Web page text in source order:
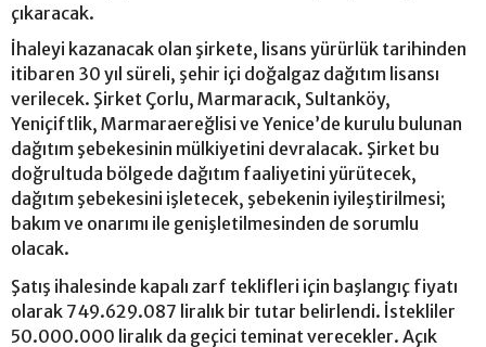
çıkaracak.
İhaleyi kazanacak olan şirkete, lisans yürürlük tarihinden
itibaren 30 yıl süreli, şehir içi doğalgaz dağıtım lisansı
verilecek. Şirket Çorlu, Marmaracık, Sultanköy,
Yeniçiftlik, Marmaraereğlisi ve Yenice’de kurulu bulunan
dağıtım şebekesinin mülkiyetini devralacak. Şirket bu
doğrultuda bölgede dağıtım faaliyetini yürütecek,
dağıtım şebekesini işletecek, şebekenin iyileştirilmesi;
bakım ve onarımı ile genişletilmesinden de sorumlu
olacak.
Şatış ihalesinde kapalı zarf teklifleri için başlangıç fiyatı
olarak 749.629.087 liralık bir tutar belirlendi. İstekliler
50.000.000 liralık da geçici teminat verecekler. Açık